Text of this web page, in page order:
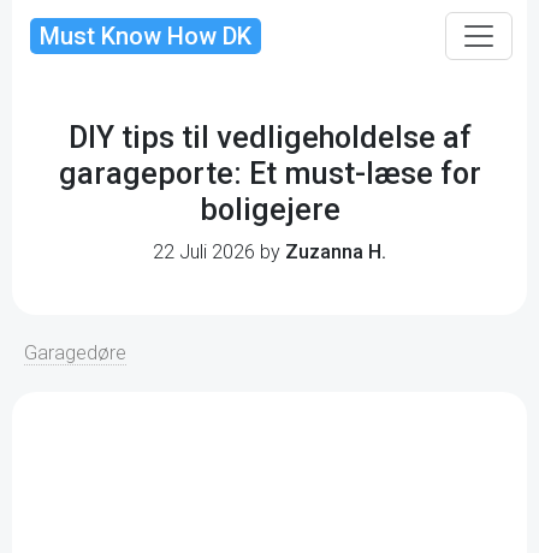
Must Know How DK
DIY tips til vedligeholdelse af
garageporte: Et must-læse for
boligejere
22 Juli 2026 by Zuzanna H.
Garagedøre